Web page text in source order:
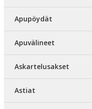
Apupöydät
Apuvälineet
Askartelusakset
Astiat